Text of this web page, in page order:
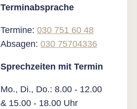
Terminabsprache
Termine:030 751 60 48
Absagen:030 75704336
Sprechzeiten mit Termin
Mo., Di., Do.: 8.00 - 12.00
& 15.00 - 18.00 Uhr